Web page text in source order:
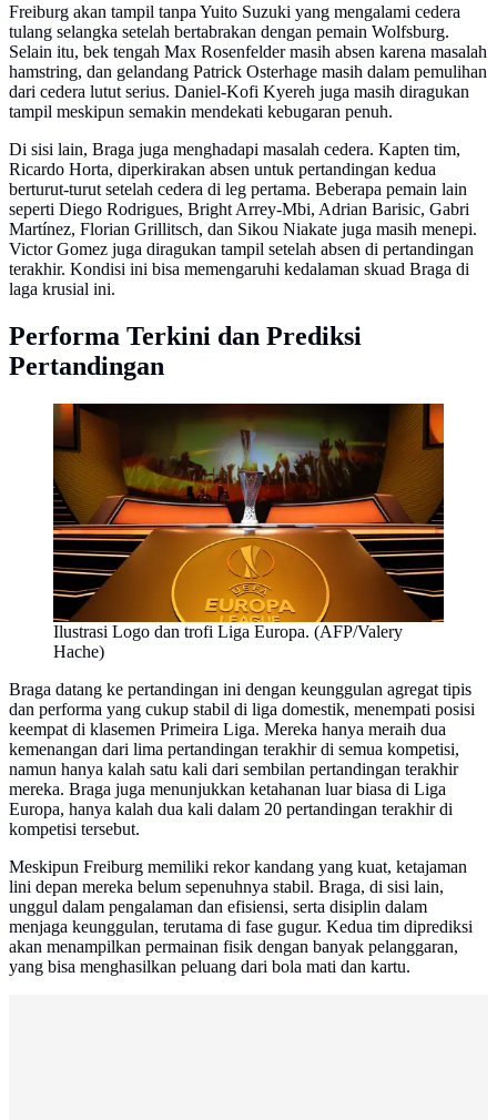
Freiburg akan tampil tanpa Yuito Suzuki yang mengalami cedera
tulang selangka setelah bertabrakan dengan pemain Wolfsburg.
Selain itu, bek tengah Max Rosenfelder masih absen karena masalah
hamstring, dan gelandang Patrick Osterhage masih dalam pemulihan
dari cedera lutut serius. Daniel-Kofi Kyereh juga masih diragukan
tampil meskipun semakin mendekati kebugaran penuh.
Di sisi lain, Braga juga menghadapi masalah cedera. Kapten tim,
Ricardo Horta, diperkirakan absen untuk pertandingan kedua
berturut-turut setelah cedera di leg pertama. Beberapa pemain lain
seperti Diego Rodrigues, Bright Arrey-Mbi, Adrian Barisic, Gabri
Martínez, Florian Grillitsch, dan Sikou Niakate juga masih menepi.
Victor Gomez juga diragukan tampil setelah absen di pertandingan
terakhir. Kondisi ini bisa memengaruhi kedalaman skuad Braga di
laga krusial ini.
Performa Terkini dan Prediksi
Pertandingan
Ilustrasi Logo dan trofi Liga Europa. (AFP/Valery
Hache)
Braga datang ke pertandingan ini dengan keunggulan agregat tipis
dan performa yang cukup stabil di liga domestik, menempati posisi
keempat di klasemen Primeira Liga. Mereka hanya meraih dua
kemenangan dari lima pertandingan terakhir di semua kompetisi,
namun hanya kalah satu kali dari sembilan pertandingan terakhir
mereka. Braga juga menunjukkan ketahanan luar biasa di Liga
Europa, hanya kalah dua kali dalam 20 pertandingan terakhir di
kompetisi tersebut.
Meskipun Freiburg memiliki rekor kandang yang kuat, ketajaman
lini depan mereka belum sepenuhnya stabil. Braga, di sisi lain,
unggul dalam pengalaman dan efisiensi, serta disiplin dalam
menjaga keunggulan, terutama di fase gugur. Kedua tim diprediksi
akan menampilkan permainan fisik dengan banyak pelanggaran,
yang bisa menghasilkan peluang dari bola mati dan kartu.